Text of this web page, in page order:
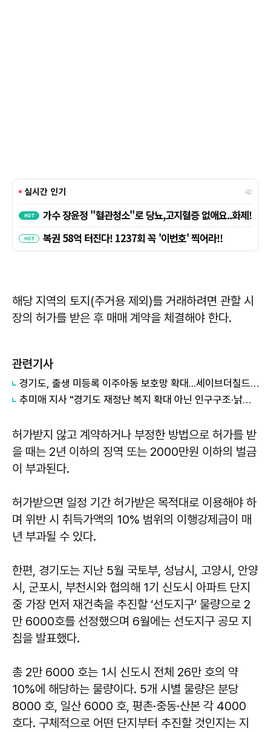
해당 지역의 토지(주거용 제외)를 거래하려면 관할 시
장의 허가를 받은 후 매매 계약을 체결해야 한다.
관련기사
경기도, 출생 미등록 이주아동 보호망 확대...세이브더칠드런 등 4곳과 협약
추미애 지사 "경기도 재정난 복지 확대 아닌 인구구조·낡은 세수체계 문제"
허가받지 않고 계약하거나 부정한 방법으로 허가를 받
을 때는 2년 이하의 징역 또는 2000만원 이하의 벌금
이 부과된다.
허가받으면 일정 기간 허가받은 목적대로 이용해야 하
며 위반 시 취득가액의 10% 범위의 이행강제금이 매
년 부과될 수 있다.
한편, 경기도는 지난 5월 국토부, 성남시, 고양시, 안양
시, 군포시, 부천시와 협의해 1기 신도시 아파트 단지
중 가장 먼저 재건축을 추진할 ‘선도지구’ 물량으로 2
만 6000호를 선정했으며 6월에는 선도지구 공모 지
침을 발표했다.
총 2만 6000 호는 1시 신도시 전체 26만 호의 약
10%에 해당하는 물량이다. 5개 시별 물량은 분당
8000 호, 일산 6000 호, 평촌·중동·산본 각 4000
호다. 구체적으로 어떤 단지부터 추진할 것인지는 지